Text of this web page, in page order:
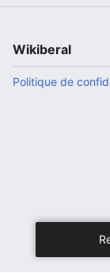
Wikiberal
Politique de